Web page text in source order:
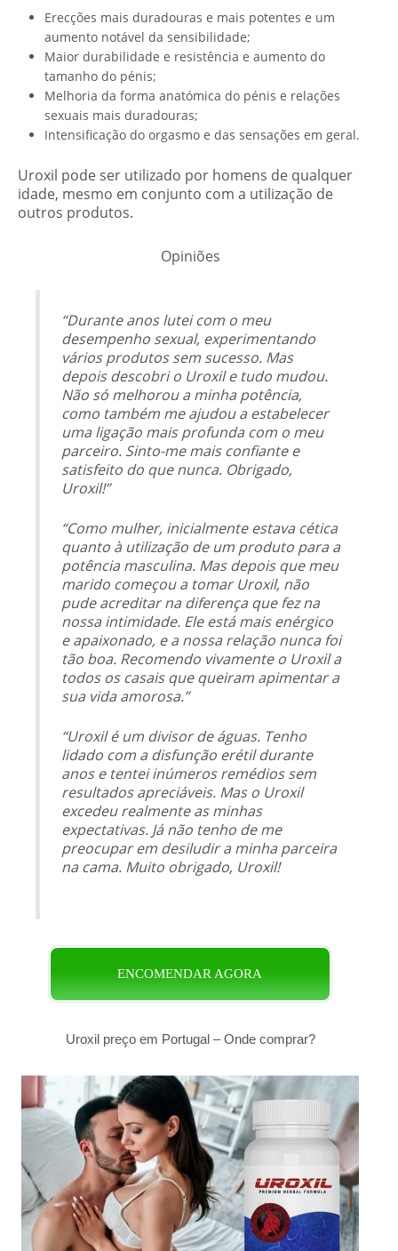
Erecções mais duradouras e mais potentes e um
aumento notável da sensibilidade;
Maior durabilidade e resistência e aumento do
tamanho do pénis;
Melhoria da forma anatómica do pénis e relações
sexuais mais duradouras;
Intensificação do orgasmo e das sensações em geral.
Uroxil pode ser utilizado por homens de qualquer
idade, mesmo em conjunto com a utilização de
outros produtos.
Opiniões
“Durante anos lutei com o meu
desempenho sexual, experimentando
vários produtos sem sucesso. Mas
depois descobri o Uroxil e tudo mudou.
Não só melhorou a minha potência,
como também me ajudou a estabelecer
uma ligação mais profunda com o meu
parceiro. Sinto-me mais confiante e
satisfeito do que nunca. Obrigado,
Uroxil!”
“Como mulher, inicialmente estava cética
quanto à utilização de um produto para a
potência masculina. Mas depois que meu
marido começou a tomar Uroxil, não
pude acreditar na diferença que fez na
nossa intimidade. Ele está mais enérgico
e apaixonado, e a nossa relação nunca foi
tão boa. Recomendo vivamente o Uroxil a
todos os casais que queiram apimentar a
sua vida amorosa.”
“Uroxil é um divisor de águas. Tenho
lidado com a disfunção erétil durante
anos e tentei inúmeros remédios sem
resultados apreciáveis. Mas o Uroxil
excedeu realmente as minhas
expectativas. Já não tenho de me
preocupar em desiludir a minha parceira
na cama. Muito obrigado, Uroxil!
ENCOMENDAR AGORA
Uroxil preço em Portugal – Onde comprar?